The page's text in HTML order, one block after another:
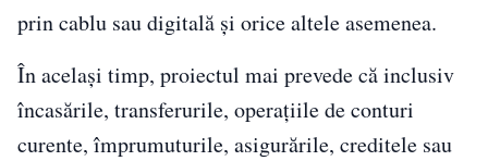
prin cablu sau digitală şi orice altele asemenea.
În același timp, proiectul mai prevede că inclusiv
încasările, transferurile, operațiile de conturi
curente, împrumuturile, asigurările, creditele sau